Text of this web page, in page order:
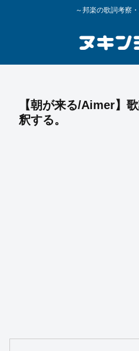
～邦楽の歌詞考察
【朝が来る/Aimer】
釈する。